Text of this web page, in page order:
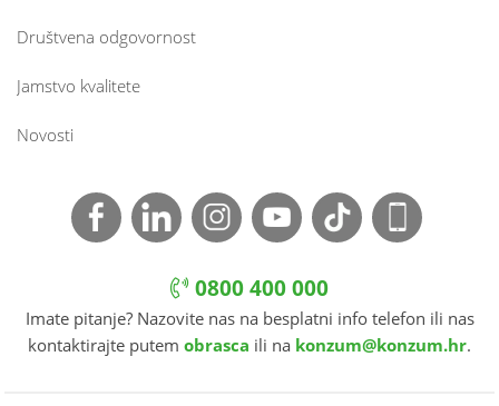
Društvena odgovornost
Jamstvo kvalitete
Novosti
0800 400 000
Imate pitanje? Nazovite nas na besplatni info telefon ili nas
kontaktirajte putem obrasca ili na konzum@konzum.hr.